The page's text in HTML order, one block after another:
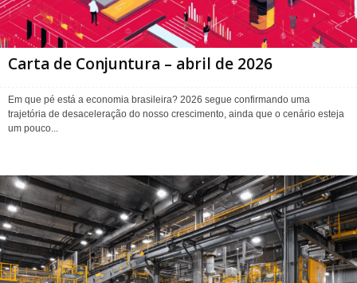
Carta de Conjuntura – abril de 2026
Em que pé está a economia brasileira? 2026 segue confirmando uma
trajetória de desaceleração do nosso crescimento, ainda que o cenário esteja
um pouco...